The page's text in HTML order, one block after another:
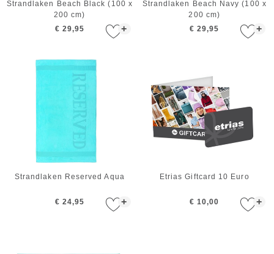
+
Strandlaken Beach Black (100 x
200 cm)
€ 29,95
+
Strandlaken Beach Navy (100 x
200 cm)
€ 29,95
+
Strandlaken Reserved Aqua
€ 24,95 +
Etrias Giftcard 10 Euro
€ 10,00